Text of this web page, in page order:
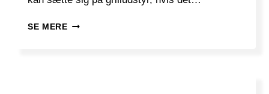
SE MEREHVILKE